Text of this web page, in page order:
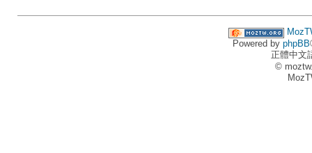
Powered by phpBB
正體中文
©